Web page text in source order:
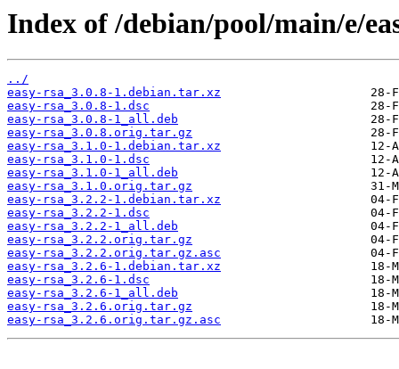
Index of /debian/pool/main/e/
../
easy-rsa_3.0.8-1.debian.tar.xz
easy-rsa_3.0.8-1.dsc
easy-rsa_3.0.8-1_all.deb
easy-rsa_3.0.8.orig.tar.gz
easy-rsa_3.1.0-1.debian.tar.xz
easy-rsa_3.1.0-1.dsc
easy-rsa_3.1.0-1_all.deb
easy-rsa_3.1.0.orig.tar.gz
easy-rsa_3.2.2-1.debian.tar.xz
easy-rsa_3.2.2-1.dsc
easy-rsa_3.2.2-1_all.deb
easy-rsa_3.2.2.orig.tar.gz
easy-rsa_3.2.2.orig.tar.gz.asc
easy-rsa_3.2.6-1.debian.tar.xz
easy-rsa_3.2.6-1.dsc
easy-rsa_3.2.6-1_all.deb
easy-rsa_3.2.6.orig.tar.gz
easy-rsa_3.2.6.orig.tar.gz.asc